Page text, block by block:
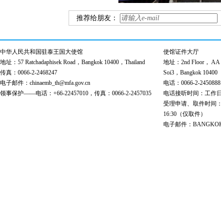
推荐给朋友：
中华人民共和国驻泰王国大使馆
地址：57 Ratchadaphisek Road，Bangkok 10400，Thailand
传真：0066-2-2468247
电子邮件：chinaemb_th@mfa.gov.cn
领事保护——电话：+66-22457010，传真：0066-2-2457035
使馆证件大厅
地址：2nd Floor， AA
Soi3，Bangkok 10400
电话：0066-2-
电话接听时间：工作
受理申请、取件时间
16:30（仅取件）
电子邮件：